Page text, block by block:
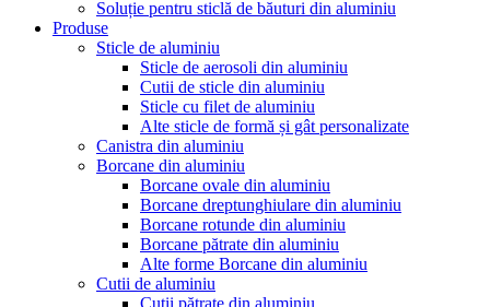
Soluție pentru sticlă de băuturi din aluminiu
Produse
Sticle de aluminiu
Sticle de aerosoli din aluminiu
Cutii de sticle din aluminiu
Sticle cu filet de aluminiu
Alte sticle de formă și gât personalizate
Canistra din aluminiu
Borcane din aluminiu
Borcane ovale din aluminiu
Borcane dreptunghiulare din aluminiu
Borcane rotunde din aluminiu
Borcane pătrate din aluminiu
Alte forme Borcane din aluminiu
Cutii de aluminiu
Cutii pătrate din aluminiu